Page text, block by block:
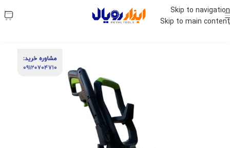
Skip to navigation
Skip to main content
استعلام قیمت فوری:
09120704710
ابزار رویال »فروشگاه»ابزار ساختمانی»کارواش ۱۳۰ بار لوتین